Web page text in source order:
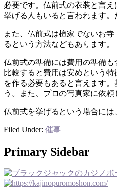
必要です。仏前式の衣装と言
挙げる人もいると言われます。
また、仏前式は檀家でないお
るという方法などもあります。
仏前式の準備には費用の準備
比較すると費用は安めという
を作る必要もあると言えます
う。また、プロの写真家に依
仏前式を挙げるという場合に
Filed Under: 催事
Primary Sidebar